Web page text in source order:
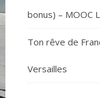
bonus) – MOOC
Ton rêve de
Versailles